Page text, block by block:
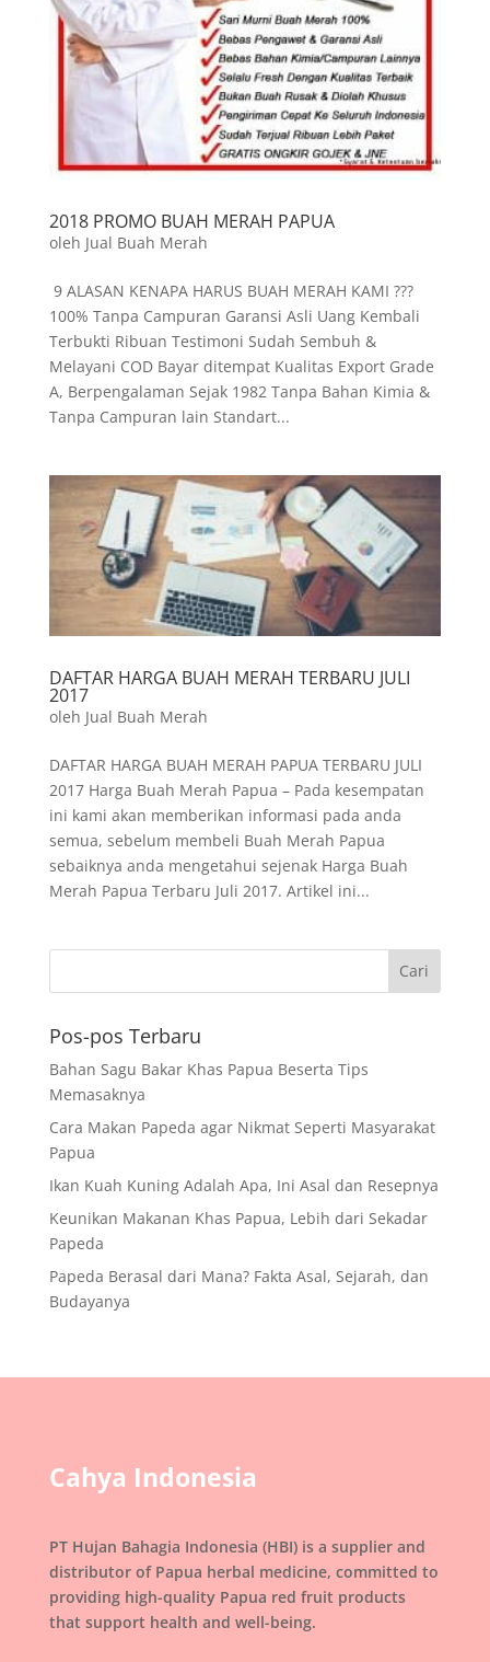
2018 PROMO BUAH MERAH PAPUA
oleh Jual Buah Merah
9 ALASAN KENAPA HARUS BUAH MERAH KAMI ???
100% Tanpa Campuran Garansi Asli Uang Kembali
Terbukti Ribuan Testimoni Sudah Sembuh &
Melayani COD Bayar ditempat Kualitas Export Grade
A, Berpengalaman Sejak 1982 Tanpa Bahan Kimia &
Tanpa Campuran lain Standart...
DAFTAR HARGA BUAH MERAH TERBARU JULI
2017
oleh Jual Buah Merah
DAFTAR HARGA BUAH MERAH PAPUA TERBARU JULI
2017 Harga Buah Merah Papua – Pada kesempatan
ini kami akan memberikan informasi pada anda
semua, sebelum membeli Buah Merah Papua
sebaiknya anda mengetahui sejenak Harga Buah
Merah Papua Terbaru Juli 2017. Artikel ini...
Pos-pos Terbaru
Bahan Sagu Bakar Khas Papua Beserta Tips
Memasaknya
Cara Makan Papeda agar Nikmat Seperti Masyarakat
Papua
Ikan Kuah Kuning Adalah Apa, Ini Asal dan Resepnya
Keunikan Makanan Khas Papua, Lebih dari Sekadar
Papeda
Papeda Berasal dari Mana? Fakta Asal, Sejarah, dan
Budayanya
Cahya Indonesia
PT Hujan Bahagia Indonesia (HBI) is a supplier and
distributor of Papua herbal medicine, committed to
providing high-quality Papua red fruit products
that support health and well-being.